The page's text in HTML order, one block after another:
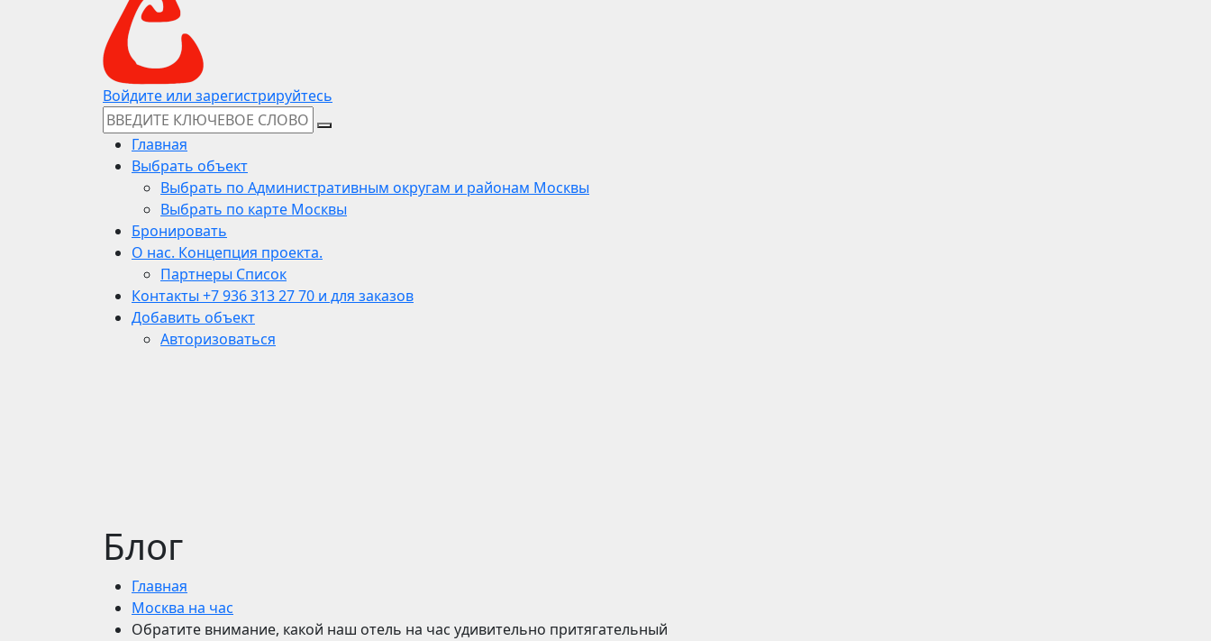
Войдите или зарегистрируйтесь
Главная
Выбрать объект
Выбрать по Административным округам и районам Москвы
Выбрать по карте Москвы
Бронировать
О нас. Концепция проекта.
Партнеры Список
Контакты +7 936 313 27 70 и для заказов
Добавить объект
Авторизоваться
Блог
Главная
Москва на час
Обратите внимание, какой наш отель на час удивительно притягательный